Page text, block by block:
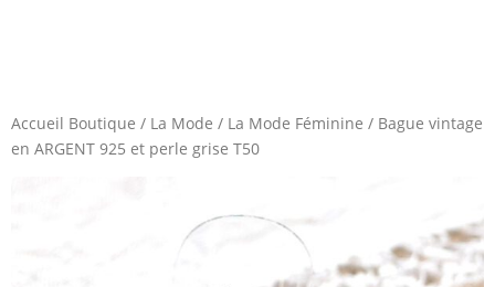
Accueil Boutique / La Mode / La Mode Féminine / Bague vintage
en ARGENT 925 et perle grise T50